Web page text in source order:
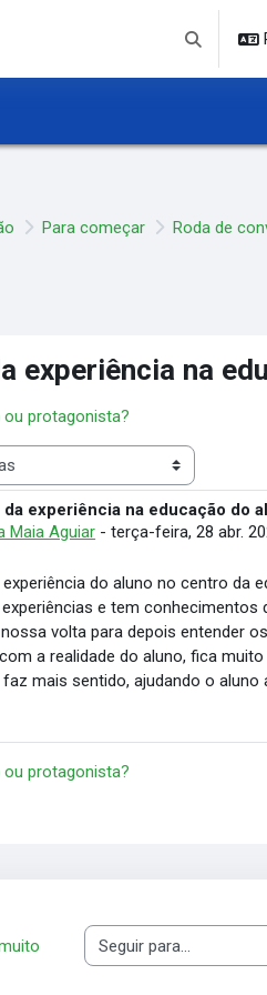
Alternar
Para começar Roda de
experiência na
ou protagonista?
experiência na educação do
Maia Aguiar -terça-feira, 28 abr.
0
do aluno no centro da
e tem conhecimentos
volta para depois entender
a realidade do aluno, fica
mais sentido, ajudando o aluno
ou protagonista?
Seguir para...